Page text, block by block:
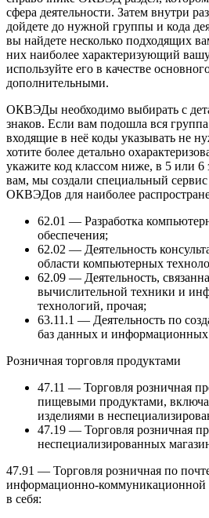
сфера деятельности. Затем внутри
дойдете до нужной группы и кода
вы найдете несколько подходящих
них наиболее характеризующий вашу
используйте его в качестве
дополнительными.
ОКВЭДы необходимо выбирать с
знаков. Если вам подошла вся
входящие в неё коды указывать не
хотите более детально
укажите код классом ниже, в 5 или
вам, мы создали специальный
ОКВЭДов для наиболее
62.01 — Разработка
обеспечения;
62.02 — Деятельность
области компьютерных
62.09 — Деятельность,
вычислительной техники и
технологий, прочая;
63.11.1 — Деятельность по
баз данных и информационных
Розничная торговля продуктами
47.11 — Торговля розничная
пищевыми продуктами,
изделиями в
47.19 — Торговля розничная
неспециализированных
47.91 — Торговля розничная по
информационно-коммуникационной
в себя: